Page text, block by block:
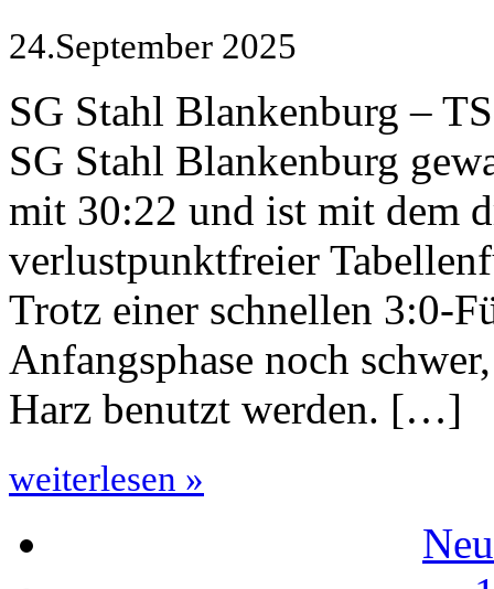
24.September 2025
SG Stahl Blankenburg –
SG Stahl Blankenburg
mit 30:22 und ist mit dem
verlustpunktfreier
Trotz einer schnellen 3:0-
Anfangsphase noch
Harz benutzt werden. […]
weiterlesen »